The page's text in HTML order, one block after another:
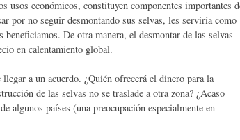
usos económicos, constituyen componentes importantes
por no seguir desmontando sus selvas, les serviría como
De otra manera, el desmontar de las selvas
en calentamiento global.
a un acuerdo. ¿Quién ofrecerá el dinero para la
de las selvas no se traslade a otra zona? ¿Acaso
algunos países (una preocupación especialmente en